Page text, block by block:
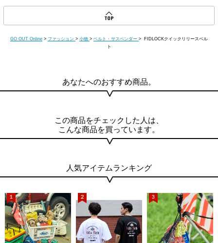
GO OUT Online > ファッション > 小物 > ベルト・サスペンダー > FIDLOCKクイックリリースベル
ト
あなたへのおすすめ商品。
この商品をチェックした人は、
こんな商品を買っています。
人気アイテムランキング